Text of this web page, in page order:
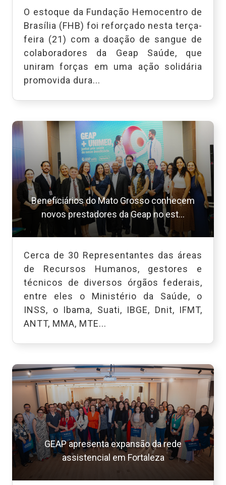
O estoque da Fundação Hemocentro de
Brasília (FHB) foi reforçado nesta terça-
feira (21) com a doação de sangue de
colaboradores da Geap Saúde, que
uniram forças em uma ação solidária
promovida dura...
Beneficiários do Mato Grosso conhecem
novos prestadores da Geap no est...
Cerca de 30 Representantes das áreas
de Recursos Humanos, gestores e
técnicos de diversos órgãos federais,
entre eles o Ministério da Saúde, o
INSS, o Ibama, Suati, IBGE, Dnit, IFMT,
ANTT, MMA, MTE...
GEAP apresenta expansão da rede
assistencial em Fortaleza